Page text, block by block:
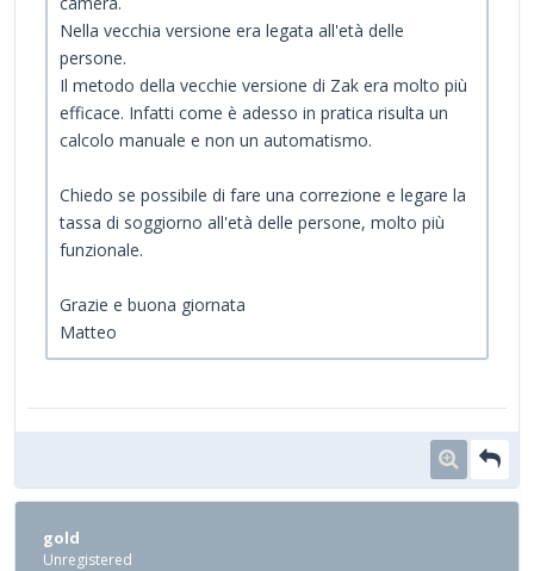
Nella vecchia versione era legata all'età delle
persone.
Il metodo della vecchie versione di Zak era molto più
efficace. Infatti come è adesso in pratica risulta un
calcolo manuale e non un automatismo.
Chiedo se possibile di fare una correzione e legare la
tassa di soggiorno all'età delle persone, molto più
funzionale.
Grazie e buona giornata
Matteo
gold
Unregistered